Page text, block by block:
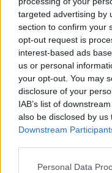
targeted advertising by
section to confirm your
opt-out request is
interest-based ads
us or personal
your opt-out. You may
disclosure of your
IAB’s list of
also be disclosed by
Downstream
Personal Data
έστω και αν
ΑΠΟ ΤΗ ΔΙΕΥΘΥΝΣΗ
Πληροφορίες στο
Διάβασε